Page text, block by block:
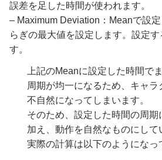
誤差を足した時間が使われます。
– Maximum Deviation：Meanで設
らぎの最大値を設定します。設定
す。
上記のMeanに設定した時間で
周期が均一になるため、キャ
不自然になってしまいます。
そのため、設定した時間の周
加え、動作を自然なものにして
実際の計算は以下のようになっ